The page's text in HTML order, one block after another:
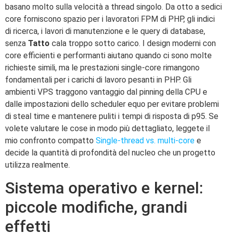
basano molto sulla velocità a thread singolo. Da otto a sedici
core forniscono spazio per i lavoratori FPM di PHP, gli indici
di ricerca, i lavori di manutenzione e le query di database,
senza Tatto cala troppo sotto carico. I design moderni con
core efficienti e performanti aiutano quando ci sono molte
richieste simili, ma le prestazioni single-core rimangono
fondamentali per i carichi di lavoro pesanti in PHP. Gli
ambienti VPS traggono vantaggio dal pinning della CPU e
dalle impostazioni dello scheduler equo per evitare problemi
di steal time e mantenere puliti i tempi di risposta di p95. Se
volete valutare le cose in modo più dettagliato, leggete il
mio confronto compatto Single-thread vs. multi-core e
decide la quantità di profondità del nucleo che un progetto
utilizza realmente.
Sistema operativo e kernel:
piccole modifiche, grandi
effetti